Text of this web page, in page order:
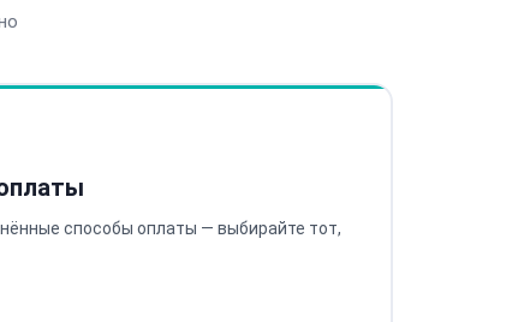
способы оплаты — выбирайте тот,